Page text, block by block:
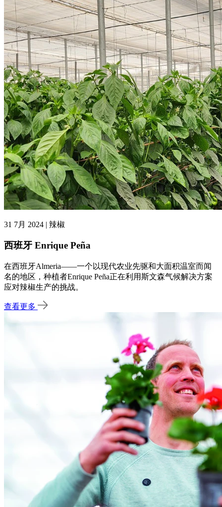
31 7月 2024 | 辣椒
西班牙 Enrique Peña
在西班牙Almeria——一个以现代农业先驱和大面积温室而闻
名的地区，种植者Enrique Peña正在利用斯文森气候解决方案
应对辣椒生产的挑战。
查看更多